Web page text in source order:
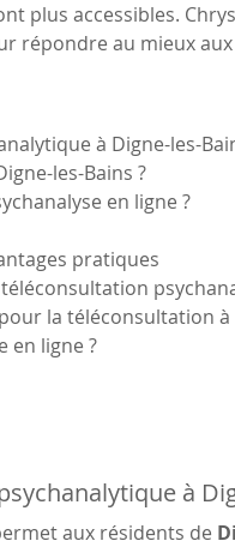
plus accessibles.
répondre au mieux
à Digne-les-
les-Bains ?
en ligne ?
pratiques
la téléconsultation à
en ligne ?
à
aux résidents de